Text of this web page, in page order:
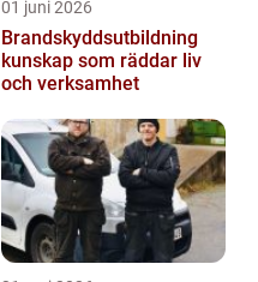
01 juni 2026
Brandskyddsutbildning
kunskap som räddar liv
och verksamhet